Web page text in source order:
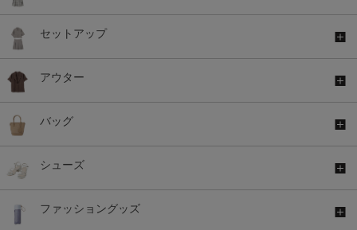
セットアップ
アウター
バッグ
シューズ
ファッショングッズ